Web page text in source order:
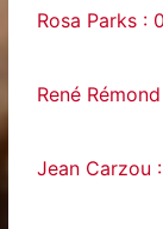
Rosa Parks :
René
Jean Carzou